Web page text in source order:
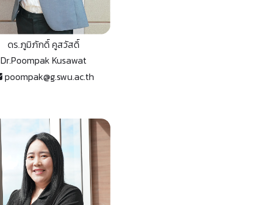
ดร.ภูมิภักดิ์ คูสวัสดิ์
Dr.Poompak Kusawat
poompak@g.swu.ac.th